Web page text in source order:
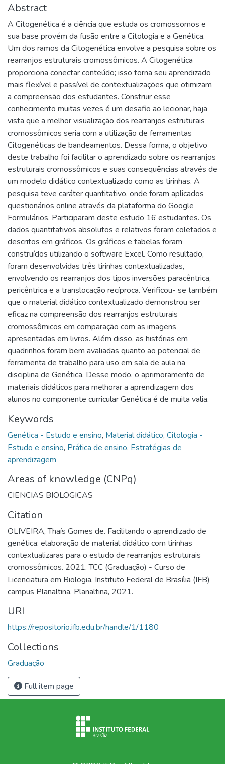
Abstract
A Citogenética é a ciência que estuda os cromossomos e
sua base provém da fusão entre a Citologia e a Genética.
Um dos ramos da Citogenética envolve a pesquisa sobre os
rearranjos estruturais cromossômicos. A Citogenética
proporciona conectar conteúdo; isso torna seu aprendizado
mais flexível e passível de contextualizações que otimizam
a compreensão dos estudantes. Construir esse
conhecimento muitas vezes é um desafio ao lecionar, haja
vista que a melhor visualização dos rearranjos estruturais
cromossômicos seria com a utilização de ferramentas
Citogenéticas de bandeamentos. Dessa forma, o objetivo
deste trabalho foi facilitar o aprendizado sobre os rearranjos
estruturais cromossômicos e suas consequências através de
um modelo didático contextualizado como as tirinhas. A
pesquisa teve caráter quantitativo, onde foram aplicados
questionários online através da plataforma do Google
Formulários. Participaram deste estudo 16 estudantes. Os
dados quantitativos absolutos e relativos foram coletados e
descritos em gráficos. Os gráficos e tabelas foram
construídos utilizando o software Excel. Como resultado,
foram desenvolvidas três tirinhas contextualizadas,
envolvendo os rearranjos dos tipos inversões paracêntrica,
pericêntrica e a translocação recíproca. Verificou- se também
que o material didático contextualizado demonstrou ser
eficaz na compreensão dos rearranjos estruturais
cromossômicos em comparação com as imagens
apresentadas em livros. Além disso, as histórias em
quadrinhos foram bem avaliadas quanto ao potencial de
ferramenta de trabalho para uso em sala de aula na
disciplina de Genética. Desse modo, o aprimoramento de
materiais didáticos para melhorar a aprendizagem dos
alunos no componente curricular Genética é de muita valia.
Keywords
Genética - Estudo e ensino, Material didático, Citologia -
Estudo e ensino, Prática de ensino, Estratégias de
aprendizagem
Areas of knowledge (CNPq)
CIENCIAS BIOLOGICAS
Citation
OLIVEIRA, Thaís Gomes de. Facilitando o aprendizado de
genética: elaboração de material didático com tirinhas
contextualizaras para o estudo de rearranjos estruturais
cromossômicos. 2021. TCC (Graduação) - Curso de
Licenciatura em Biologia, Instituto Federal de Brasília (IFB)
campus Planaltina, Planaltina, 2021.
URI
https://repositorio.ifb.edu.br/handle/1/1180
Collections
Graduação
Full item page